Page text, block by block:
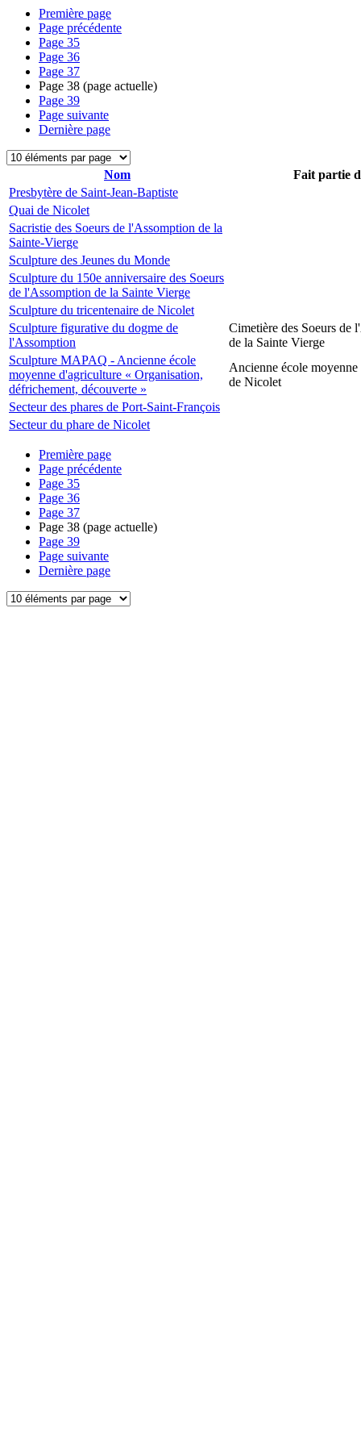
Première page
Page précédente
Page 35
Page 36
Page 37
Page 38 (page actuelle)
Page 39
Page suivante
Dernière page
Nom
Fait partie
Presbytère de Saint-Jean-Baptiste
Quai de Nicolet
Sacristie des Soeurs de l'Assomption de la
Sainte-Vierge
Sculpture des Jeunes du Monde
Sculpture du 150e anniversaire des Soeurs
de l'Assomption de la Sainte Vierge
Sculpture du tricentenaire de Nicolet
Sculpture figurative du dogme de
l'Assomption
Cimetière des Soeurs de
de la Sainte Vierge
Sculpture MAPAQ - Ancienne école
moyenne d'agriculture « Organisation,
défrichement, découverte »
Ancienne école
de Nicolet
Secteur des phares de Port-Saint-François
Secteur du phare de Nicolet
Première page
Page précédente
Page 35
Page 36
Page 37
Page 38 (page actuelle)
Page 39
Page suivante
Dernière page